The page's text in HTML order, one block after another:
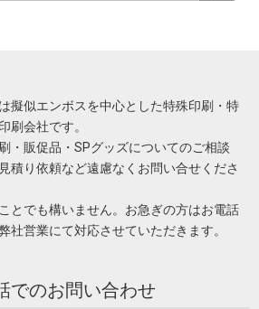
擬似エンボスを中心とした特殊印刷・特
刷会社です。
・販促品・SPグッズについてのご相談
積り依頼など遠慮なくお問い合せくださ
とでも構いません。お急ぎの方はお電話
社営業にて対応させていただきます。
でのお問い合わせ